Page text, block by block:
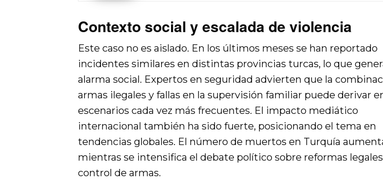
Contexto social y escalada de violencia
Este caso no es aislado. En los últimos meses se han reportado
incidentes similares en distintas provincias turcas, lo que
alarma social. Expertos en seguridad advierten que la
armas ilegales y fallas en la supervisión familiar puede derivar
escenarios cada vez más frecuentes. El impacto mediático
internacional también ha sido fuerte, posicionando el tema en
tendencias globales. El número de muertos en Turquía
mientras se intensifica el debate político sobre reformas
control de armas.